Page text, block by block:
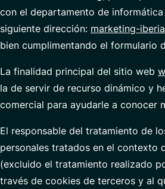
Data Analytics & AI
Servicios Gestionados
Socios
con el departamento de
siguiente dirección: marketing-
bien cumplimentando el formulario
La finalidad principal del sitio web
la de servir de recurso dinámico y
comercial para ayudarle a conocer
El responsable del tratamiento de
personales tratados en el contexto
(excluido el tratamiento realizado
través de cookies de terceros y al